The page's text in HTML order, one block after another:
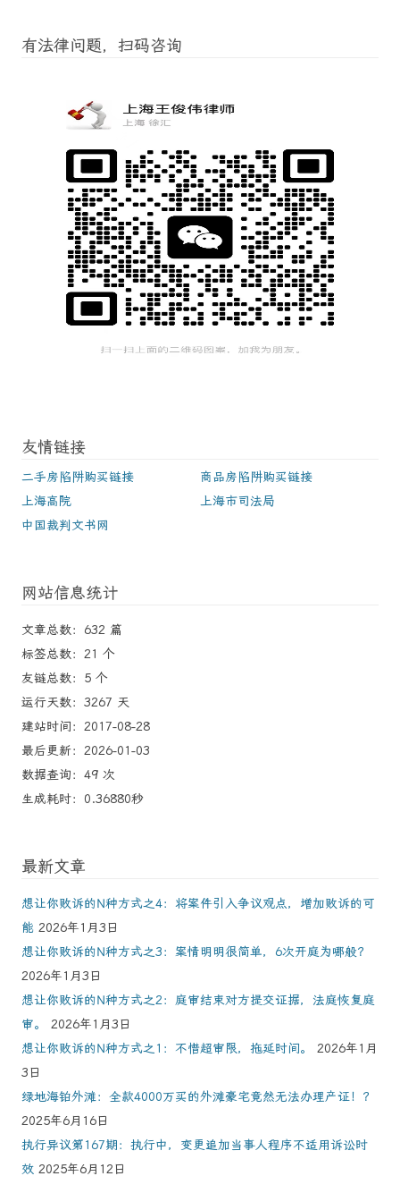
有法律问题，扫码咨询
友情链接
二手房陷阱购买链接
商品房陷阱购买链接
上海高院
上海市司法局
中国裁判文书网
网站信息统计
文章总数：632 篇
标签总数：21 个
友链总数：5 个
运行天数：3267 天
建站时间：2017-08-28
最后更新：2026-01-03
数据查询：49 次
生成耗时：0.36880秒
最新文章
想让你败诉的N种方式之4：将案件引入争议观点，增加败诉的可
能 2026年1月3日
想让你败诉的N种方式之3：案情明明很简单，6次开庭为哪般？
2026年1月3日
想让你败诉的N种方式之2：庭审结束对方提交证据，法庭恢复庭
审。
2026年1月3日
想让你败诉的N种方式之1：不惜超审限，拖延时间。
2026年1月
3日
绿地海铂外滩：全款4000万买的外滩豪宅竟然无法办理产证！？
2025年6月16日
执行异议第167期：执行中，变更追加当事人程序不适用诉讼时
效 2025年6月12日